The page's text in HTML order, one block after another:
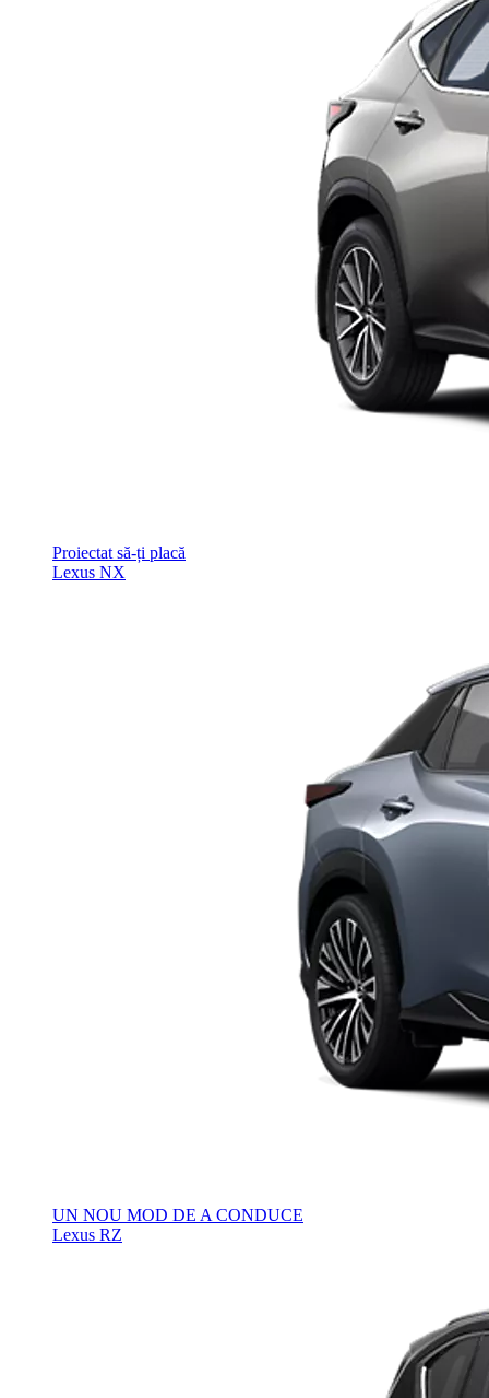
Proiectat să-ți placă
Lexus NX
UN NOU MOD DE A CONDUCE
Lexus RZ